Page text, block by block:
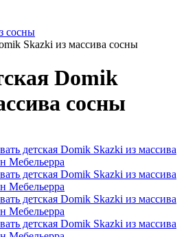
сосны
Skazki из массива сосны
Domik
сосны